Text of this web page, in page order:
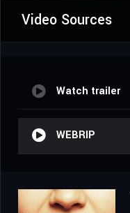
Video Sources
Watch trailer
WEBRIP